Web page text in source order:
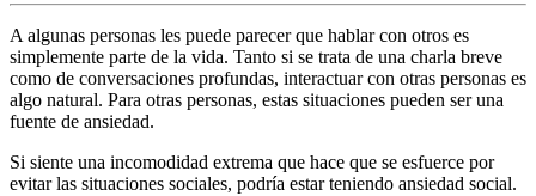
A algunas personas les puede parecer que hablar con otros es
simplemente parte de la vida. Tanto si se trata de una charla breve
como de conversaciones profundas, interactuar con otras personas es
algo natural. Para otras personas, estas situaciones pueden ser una
fuente de ansiedad.
Si siente una incomodidad extrema que hace que se esfuerce por
evitar las situaciones sociales, podría estar teniendo ansiedad social.